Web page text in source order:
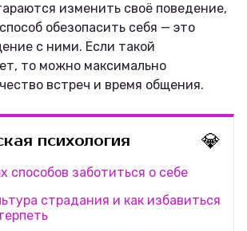
изменить своё поведение,
обезопасить себя — это
с ними. Если такой
то можно максимально
встреч и время общения.
психология 💎
способов заботиться о себе
страдания и как избавиться